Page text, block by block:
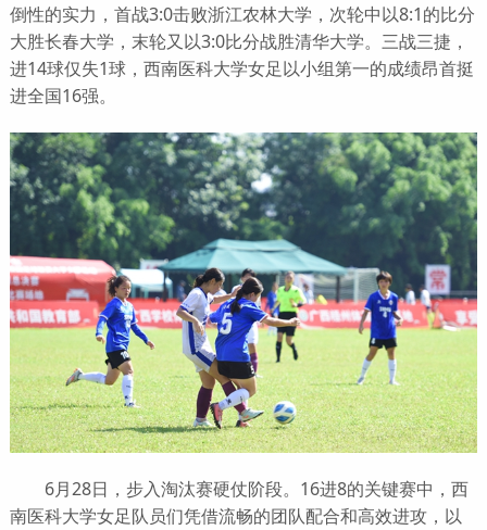
倒性的实力，首战3:0击败浙江农林大学，次轮中以8:1的比分
大胜长春大学，末轮又以3:0比分战胜清华大学。三战三捷，
进14球仅失1球，西南医科大学女足以小组第一的成绩昂首挺
进全国16强。
6月28日，步入淘汰赛硬仗阶段。16进8的关键赛中，西
南医科大学女足队员们凭借流畅的团队配合和高效进攻，以